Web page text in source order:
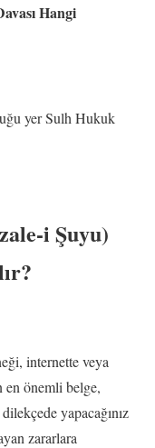
Hangi
yer Sulh Hukuk
i Şuyu)
internette veya
en önemli belge,
yapacağınız
zararlara